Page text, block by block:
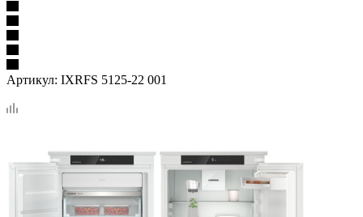
Артикул: IXRFS 5125-22 001